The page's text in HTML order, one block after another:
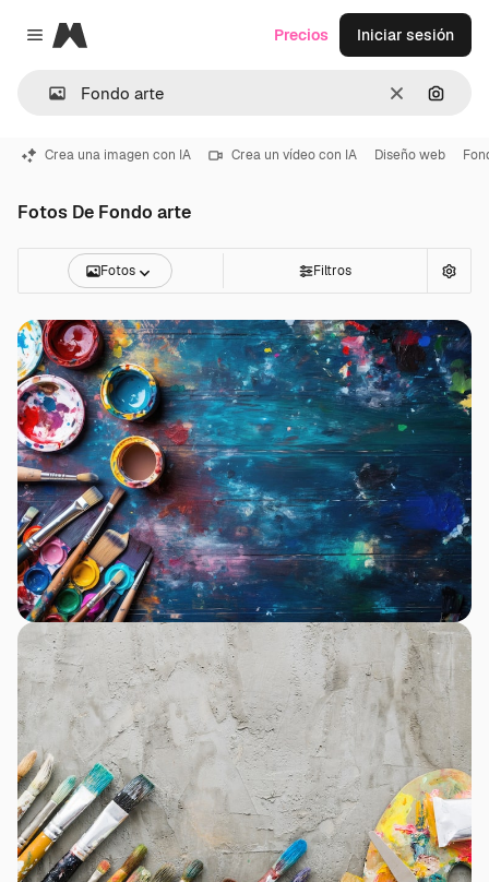
Close menu
Magnific
Borrar
Precios Iniciar sesión
Crea una imagen con IA Crea un vídeo con IA Diseño web
Fotos De Fondo arte
Fotos Filtros